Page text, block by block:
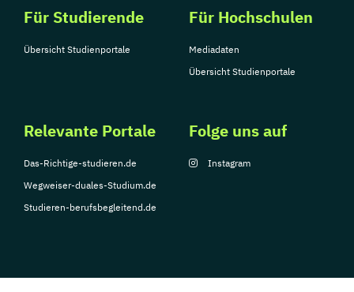
Für Studierende
Übersicht Studienportale
Für Hochschulen
Mediadaten
Übersicht Studienportale
Relevante Portale
Das-Richtige-studieren.de
Wegweiser-duales-Studium.de
Studieren-berufsbegleitend.de
Folge uns auf
Instagram